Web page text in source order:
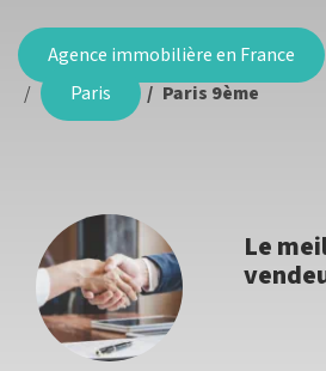
Agence immobilière en France
Paris
Paris 9ème
Le